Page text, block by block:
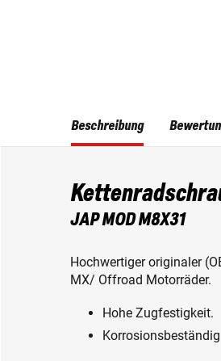
Beschreibung
JAP MOD M8X31
Hochwertiger originaler
MX/ Offroad Motorräder.
Hohe Zugfestigkeit.
Korrosionsbeständig